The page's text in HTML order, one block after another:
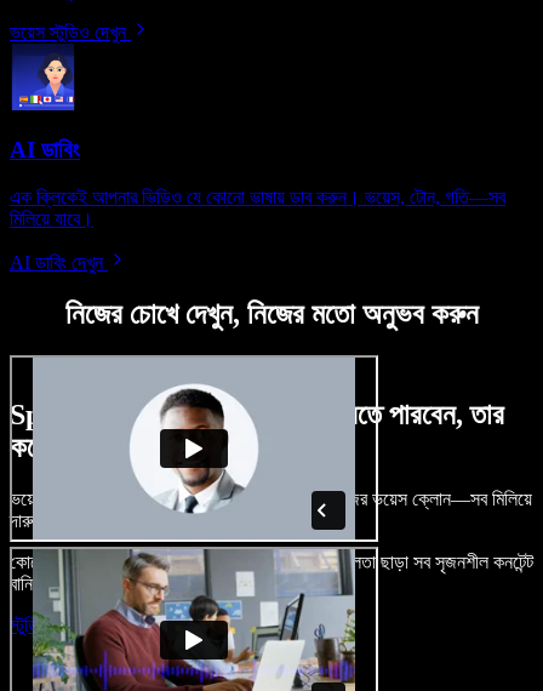
ভয়েস স্টুডিও দেখুন
AI ডাবিং
এক ক্লিকেই আপনার ভিডিও যে কোনো ভাষায় ডাব করুন। ভয়েস, টোন, গতি—সব
মিলিয়ে যাবে।
AI ডাবিং দেখুন
নিজের চোখে দেখুন, নিজের মতো অনুভব করুন
Speechify Studio দিয়ে কী কী করতে পারবেন, তার
কয়েকটা উদাহরণ দেখুন
ভয়েসওভার, রয়্যালটি-ফ্রি ছবি, অডিও, ভিডিও যোগ, নিজের ভয়েস ক্লোন—সব মিলিয়ে
দারুণ মনে রাখার মতো অডিও-ভিডিও প্রজেক্ট বানান।
কোনো শেখার ঝামেলা নেই, শুধু ব্রাউজারে খুলুন—আর দুর্বলতা ছাড়া সব সৃজনশীল কনটেন্ট
বানিয়ে ফেলুন।
স্টুডিও চালু করুন